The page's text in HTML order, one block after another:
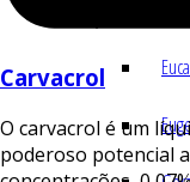
Carvacrol
O carvacrol é um
poderoso potencial